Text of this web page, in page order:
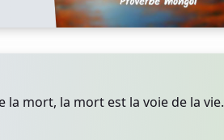
la mort, la mort est la voie de la vie.